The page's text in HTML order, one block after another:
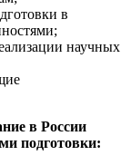
в
научных
в России
подготовки: